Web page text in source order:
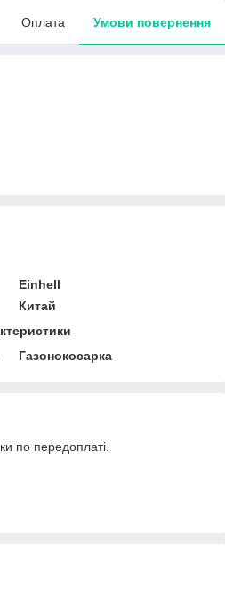
Оплата Умови повернення
Einhell
Китай
Газонокосарка
по передоплаті.